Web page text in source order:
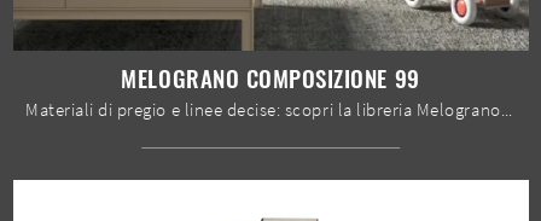
MELOGRANO COMPOSIZIONE 99
Materiali di pregio e linee decise: scopri la libreria Melograno composizione 99 di Le Fablier tra le più originali Librerie moderne componibili.